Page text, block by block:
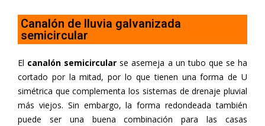
Canalón de lluvia galvanizada
semicircular
El canalón semicircular se asemeja a un tubo que se ha
cortado por la mitad, por lo que tienen una forma de U
simétrica que complementa los sistemas de drenaje pluvial
más viejos. Sin embargo, la forma redondeada también
puede ser una buena combinación para las casas